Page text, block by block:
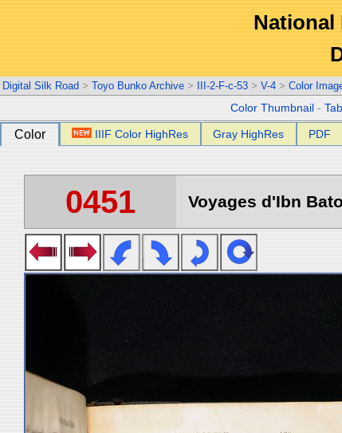
National
Digital Silk Road > Toyo Bunko Archive > III-2-F-c-53 > V-4 > Color
Color Thumbnail -
Color IIIF Color HighRes Gray HighRes PDF
0451 Voyages d'Ibn